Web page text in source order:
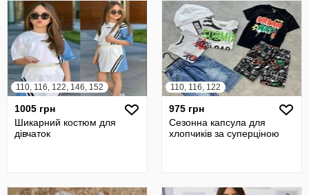
110, 116, 122, 146, 152
1005 грн
Шикарний костюм для
дівчаток
110, 116, 122
975 грн
Сезонна капсула для
хлопчиків за суперціною